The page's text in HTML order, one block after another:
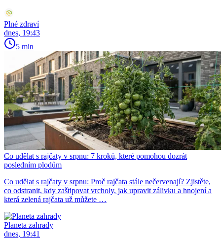
Plné zdraví
dnes, 19:43
5 min
Co udělat s rajčaty v srpnu: 7 kroků, které pomohou dozrát
posledním plodům
Co udělat s rajčaty v srpnu: Proč rajčata stále nečervenají? Zjistěte,
co odstranit, kdy zaštipovat vrcholy, jak upravit zálivku a hnojení a
která zelená rajčata už můžete …
Planeta zahrady
dnes, 19:41